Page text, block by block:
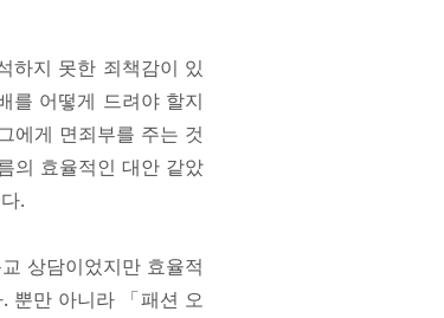
하지 못한 죄책감이 있
를 어떻게 드려야 할지
에게 면죄부를 주는 것
의 효율적인 대안 같았
.
상담이었지만 효율적
뿐만 아니라 「패션 오